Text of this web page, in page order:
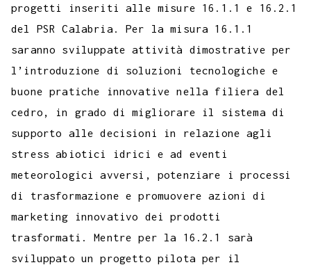
progetti inseriti alle misure 16.1.1 e 16.2.1
del PSR Calabria. Per la misura 16.1.1
saranno sviluppate attività dimostrative per
l’introduzione di soluzioni tecnologiche e
buone pratiche innovative nella filiera del
cedro, in grado di migliorare il sistema di
supporto alle decisioni in relazione agli
stress abiotici idrici e ad eventi
meteorologici avversi, potenziare i processi
di trasformazione e promuovere azioni di
marketing innovativo dei prodotti
trasformati. Mentre per la 16.2.1 sarà
sviluppato un progetto pilota per il